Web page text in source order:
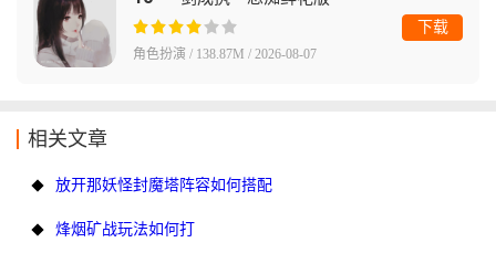
角色扮演 / 138.87M / 2026-08-07
下载
相关文章
放开那妖怪封魔塔阵容如何搭配
烽烟矿战玩法如何打